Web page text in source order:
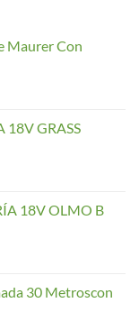
Maurer Con
18V GRASS
18V OLMO B
30 Metroscon